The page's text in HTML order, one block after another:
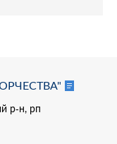
р-н, рп